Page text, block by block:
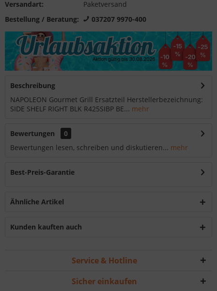
Versandart:
Paketversand
Bestellung / Beratung:
037207 9970-400
Beschreibung
NAPOLEON Gourmet Grill Ersatzteil Herstellerbezeichnung:
SIDE SHELF RIGHT BLK R425SIBP BE... mehr
Bewertungen
0
Bewertungen lesen, schreiben und diskutieren... mehr
Best-Preis-Garantie
Ähnliche Artikel
Kunden kauften auch
Service & Hotline
Sicher einkaufen